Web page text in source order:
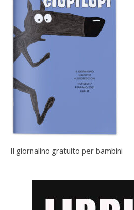
Il giornalino gratuito per bambini